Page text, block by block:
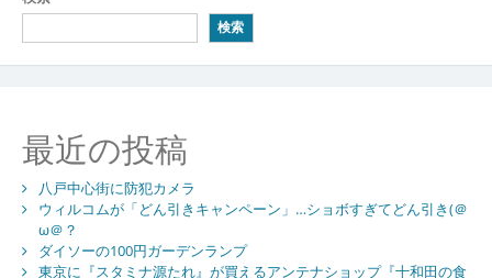
検索
最近の投稿
八戸中心街に防犯カメラ
ウィルコムが「どん引きキャンペーン」…ショボすぎてどん引き(＠
ω＠？
ダイソーの100円ガーデンランプ
東京に『スタミナ源たれ』が買えるアンテナショップ『十和田の食